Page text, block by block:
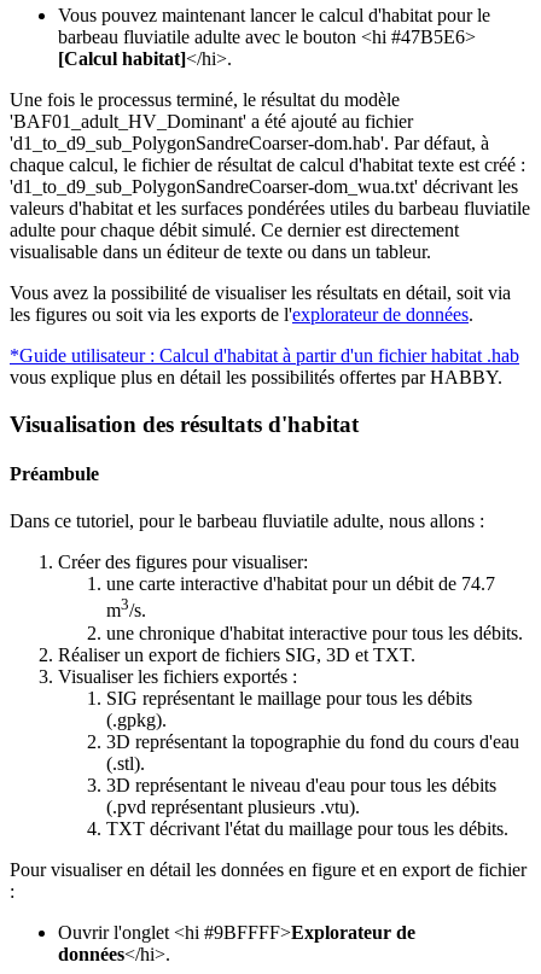
Vous pouvez maintenant lancer le calcul d'habitat pour le
barbeau fluviatile adulte avec le bouton <hi #47B5E6>
[Calcul habitat]</hi>.
Une fois le processus terminé, le résultat du modèle
'BAF01_adult_HV_Dominant' a été ajouté au fichier
'd1_to_d9_sub_PolygonSandreCoarser-dom.hab'. Par défaut, à
chaque calcul, le fichier de résultat de calcul d'habitat texte est créé :
'd1_to_d9_sub_PolygonSandreCoarser-dom_wua.txt' décrivant les
valeurs d'habitat et les surfaces pondérées utiles du barbeau fluviatile
adulte pour chaque débit simulé. Ce dernier est directement
visualisable dans un éditeur de texte ou dans un tableur.
Vous avez la possibilité de visualiser les résultats en détail, soit via
les figures ou soit via les exports de l'explorateur de données.
*Guide utilisateur : Calcul d'habitat à partir d'un fichier habitat .hab
vous explique plus en détail les possibilités offertes par HABBY.
Visualisation des résultats d'habitat
Préambule
Dans ce tutoriel, pour le barbeau fluviatile adulte, nous allons :
Créer des figures pour visualiser:
une carte interactive d'habitat pour un débit de 74.7
m3/s.
une chronique d'habitat interactive pour tous les débits.
Réaliser un export de fichiers SIG, 3D et TXT.
Visualiser les fichiers exportés :
SIG représentant le maillage pour tous les débits
(.gpkg).
3D représentant la topographie du fond du cours d'eau
(.stl).
3D représentant le niveau d'eau pour tous les débits
(.pvd représentant plusieurs .vtu).
TXT décrivant l'état du maillage pour tous les débits.
Pour visualiser en détail les données en figure et en export de fichier
:
Ouvrir l'onglet <hi #9BFFFF>Explorateur de
données</hi>.